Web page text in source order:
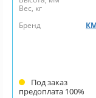
Вес, кг
Бренд
Под заказ
предоплата 100%